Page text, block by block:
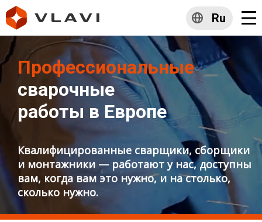
Ru
Профессиональные
сварочные
работы в Европе
Квалифицированные сварщики, сборщики
и монтажники — работают у нас, доступны
вам, когда вам это нужно, и на столько,
сколько нужно.